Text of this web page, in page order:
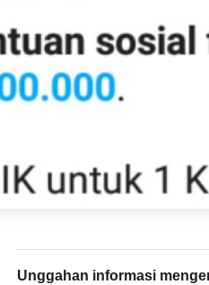
Unggahan informasi